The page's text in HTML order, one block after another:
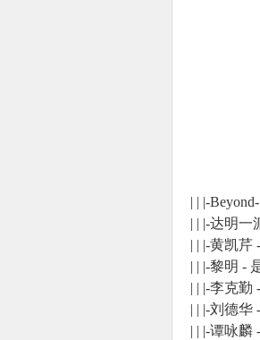
| | |-
| | |-达明
| | |-黄凯
| | |-黎明 -
| | |-李克
| | |-刘德
| | |-谭咏麟